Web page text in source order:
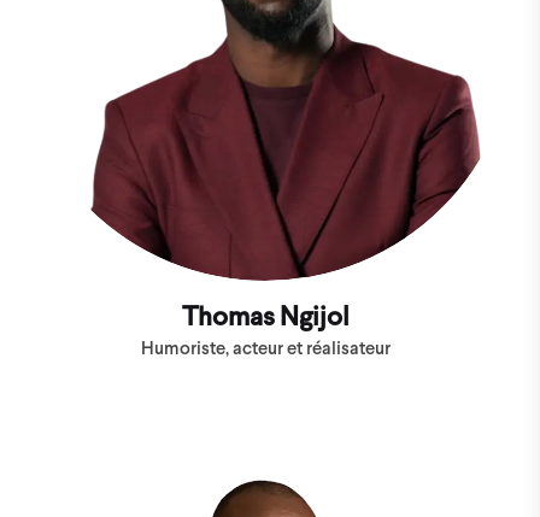
Thomas Ngijol
Humoriste, acteur et réalisateur